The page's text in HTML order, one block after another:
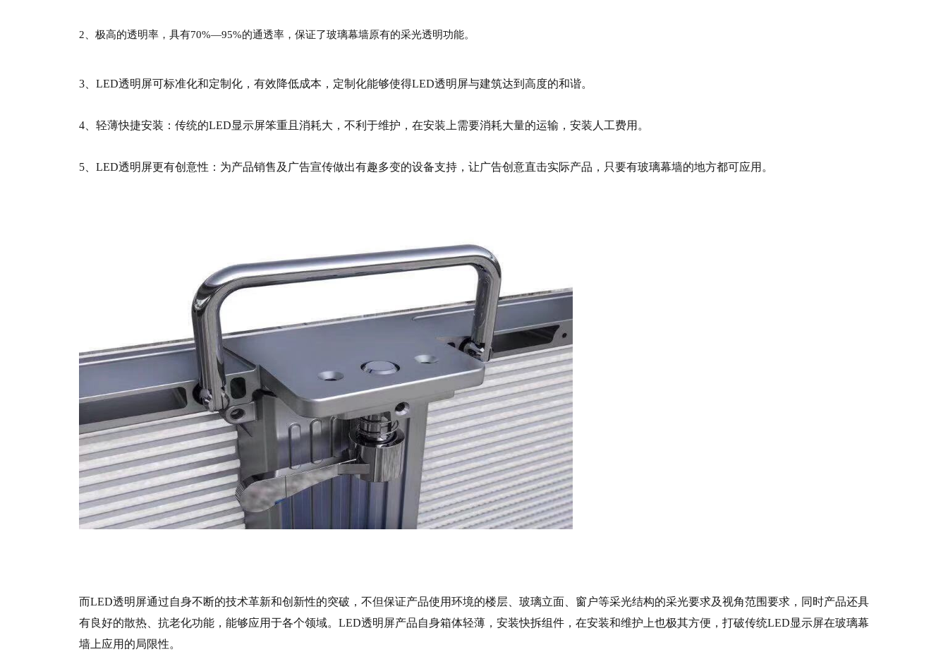
2、极高的透明率，具有70%—95%的通透率，保证了玻璃幕墙原有的采光透明功能。
3、LED透明屏可标准化和定制化，有效降低成本，定制化能够使得LED透明屏与建筑达到高度的和谐。
4、轻薄快捷安装：传统的LED显示屏笨重且消耗大，不利于维护，在安装上需要消耗大量的运输，安装人工费用。
5、LED透明屏更有创意性：为产品销售及广告宣传做出有趣多变的设备支持，让广告创意直击实际产品，只要有玻璃幕墙的地方都可应用。
而LED透明屏通过自身不断的技术革新和创新性的突破，不但保证产品使用环境的楼层、玻璃立面、窗户等采光结构的采光要求及视角范围要求，同时产品还具
有良好的散热、抗老化功能，能够应用于各个领域。LED透明屏产品自身箱体轻薄，安装快拆组件，在安装和维护上也极其方便，打破传统LED显示屏在玻璃幕
墙上应用的局限性。